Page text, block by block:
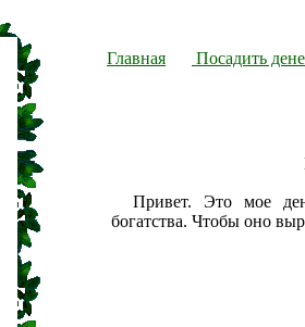
Главная Посадить
Привет. Это мое
богатства. Чтобы оно